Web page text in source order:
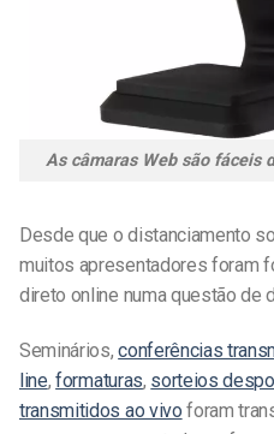
As câmaras Web são fáceis
Desde que o distanciamento
muitos apresentadores foram
direto online numa questão de
Seminários,conferências
line,formaturas, sorteios
transmitidos ao vivo foram